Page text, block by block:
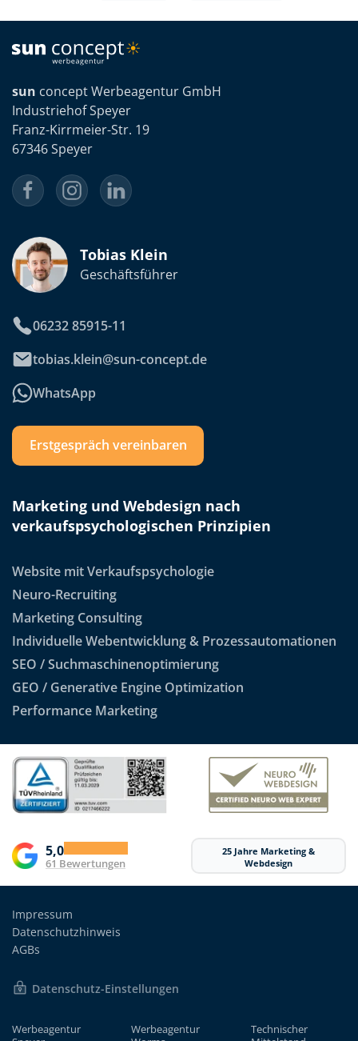
sun concept Werbeagentur GmbH
Industriehof Speyer
Franz-Kirrmeier-Str. 19
67346 Speyer
Tobias Klein
Geschäftsführer
06232 85915-11
tobias.klein@sun-concept.de
WhatsApp
Erstgespräch vereinbaren
Marketing und Webdesign nach
verkaufspsychologischen Prinzipien
Website mit Verkaufspsychologie
Neuro-Recruiting
Marketing Consulting
Individuelle Webentwicklung & Prozessautomationen
SEO / Suchmaschinenoptimierung
GEO / Generative Engine Optimization
Performance Marketing
5,0
61 Bewertungen
25 Jahre Marketing &
Webdesign
Impressum
Datenschutzhinweis
AGBs
Datenschutz-Einstellungen
Werbeagentur
Werbeagentur
Technischer